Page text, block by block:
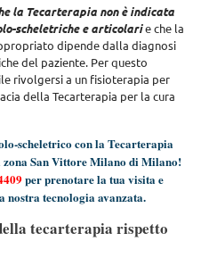
la Tecarterapia non è indicata
scheletriche e articolarie che la
dipende dalla diagnosi
del paziente. Per questo
rivolgersi a un fisioterapia per
della Tecarterapia per la cura
scheletrico con la Tecarterapia
San Vittore Milano di Milano!
per prenotare la tua visita e
nostra tecnologia avanzata.
tecarterapia rispetto